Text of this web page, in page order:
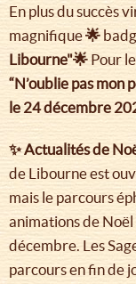
En plus du succès
magnifique🌟
Libourne"🌟 Pour
“N’oublie pas
le 24 décembre
✨ Actualités de
de Libourne est
mais le parcours
animations de
décembre. Les
parcours en fin de